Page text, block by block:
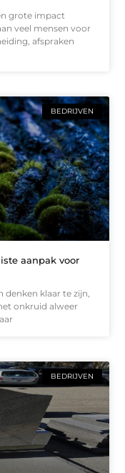
grote impact
veel mensen voor
afspraken
BEDRIJVEN
aanpak voor
klaar te zijn,
onkruid alweer
BEDRIJVEN